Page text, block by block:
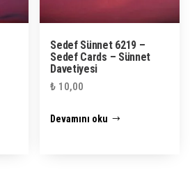
Sedef Sünnet 6219 –
Sedef Cards – Sünnet
Davetiyesi
₺ 10,00
Devamını oku